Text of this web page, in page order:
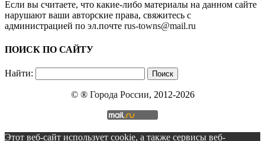
Если вы считаете, что какие-либо материалы на данном сайте
нарушают ваши авторские права, свяжитесь с
администрацией по эл.почте rus-towns@mail.ru
ПОИСК ПО САЙТУ
Найти:
© ® Города России, 2012-2026
Этот веб-сайт использует cookie, а также сервисы веб-